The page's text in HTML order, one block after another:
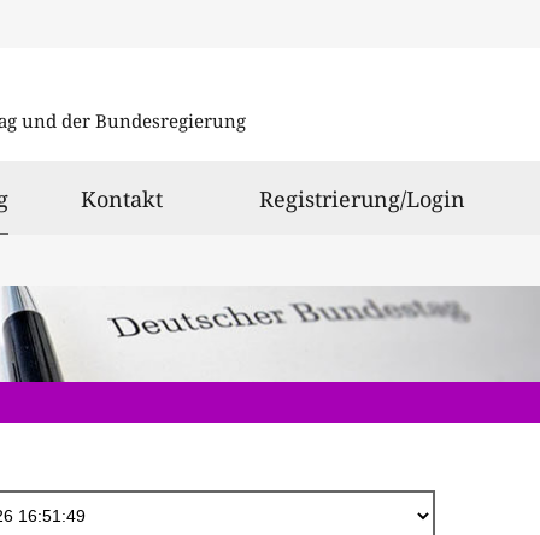
und der Bundesregierung
ausgewählt
Kontakt Registrierung/Login